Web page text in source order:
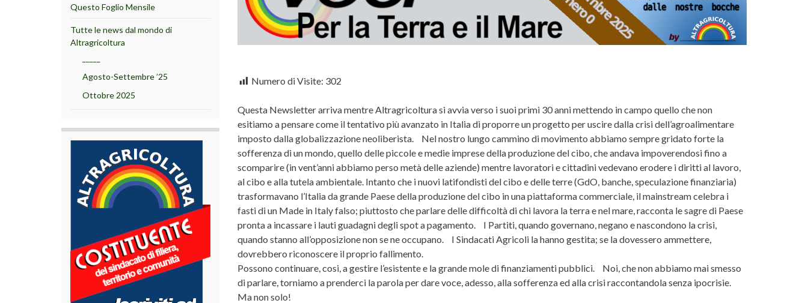
Numero di Visite: 302
Questa Newsletter arriva mentre Altragricoltura si avvia verso i suoi primi 30 anni mettendo in campo quello che non
esitiamo a pensare come il tentativo più avanzato in Italia di proporre un progetto per uscire dalla crisi dell’agroalimentare
imposto dalla globalizzazione neoliberista. Nel nostro lungo cammino di movimento abbiamo sempre gridato forte la
sofferenza di un mondo, quello delle piccole e medie imprese della produzione del cibo, che andava impoverendosi fino a
scomparire (in vent’anni abbiamo perso metà delle aziende) mentre lavoratori e cittadini vedevano erodere i diritti al lavoro,
al cibo e alla tutela ambientale. Intanto che i nuovi latifondisti del cibo e delle terre (GdO, banche, speculazione finanziaria)
trasformavano l’Italia da grande Paese della produzione del cibo in una piattaforma commerciale, il mainstream celebra i
fasti di un Made in Italy falso; piuttosto che parlare delle difficoltà di chi lavora la terra e nel mare, racconta le sagre di Paese
pronta a incassare i lauti guadagni degli spot a pagamento. I Partiti, quando governano, negano e nascondono la crisi,
quando stanno all’opposizione non se ne occupano. I Sindacati Agricoli la hanno gestita; se la dovessero ammettere,
dovrebbero riconoscere il proprio fallimento.
Possono continuare, cosi, a gestire l’esistente e la grande mole di finanziamenti pubblici. Noi, che non abbiamo mai smesso
di parlare, torniamo a prenderci la parola per dare voce, adesso, alla sofferenza ed alla crisi raccontandola senza ipocrisie.
Ma non solo!
Questo Foglio Mensile
Tutte le news dal mondo di
Altragricoltura
Agosto-Settembre ’25
Ottobre 2025